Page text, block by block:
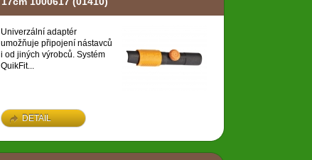
Univerzální adaptér
umožňuje připojení nástavců
i od jiných výrobců. Systém
QuikFit...
DETAIL